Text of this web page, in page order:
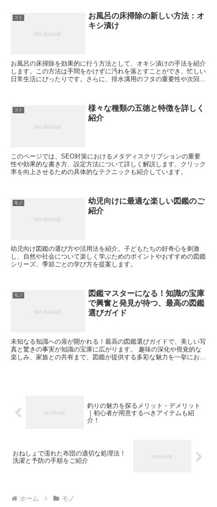
コト
お風呂の床掃除の新しい方法：オ
キシ漬け
お風呂の床掃除を効果的に行う方法として、オキシ漬けの手法を紹介
します。この方法は手間をかけずに汚れを落とすことができ、忙しい
日常生活にぴったりです。さらに、排水溝用のフタの重要性や次回の
コト
様々な種類の五徳と特徴を詳しく
紹介
このページでは、SEO対策におけるメタディスクリプションの重要
性や効果的な書き方、設定方法について詳しく解説します。クリック
率を向上させるための具体的なテクニックも紹介しています。
モノ
幼児向けに最適な楽しい図鑑のご
紹介
幼児向け図鑑の選び方や活用法を紹介。子どもたちの好奇心を刺激
し、自然や社会について楽しく学ぶためのポイントやおすすめの図鑑
シリーズ、季節ごとの学び方を提案します。
モノ
図鑑マスターになる！知識の宝庫
で興奮と発見が待つ、最高の図鑑
選びガイド
未知なる知識への扉が開かれる！最高の図鑑選びガイドで、美しい写
真と驚きの事実が知識の宝庫に広がります。 趣味の深化や視覚的な
楽しみ、家族との共有まで、図鑑が提供する多彩な魅力を一挙にお届
釣りの魅力を探るメリット・デメリット
｜初心者が用意するべきアイテムも紹
介！
おねしょで濡れた布団の適切な処理法！
洗濯と予防の手順をご紹介
ホーム モノ